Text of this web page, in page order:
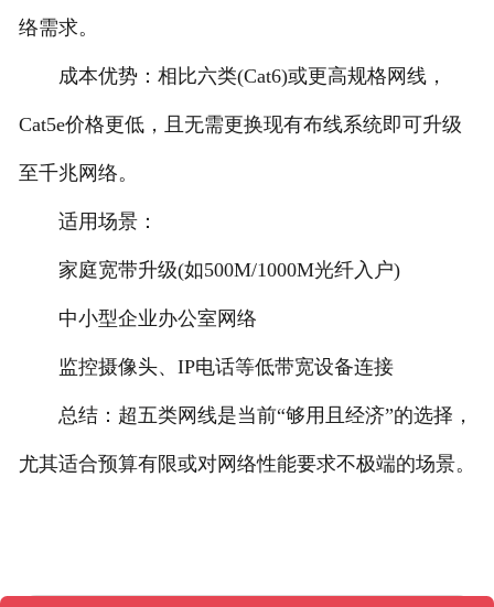
络需求。
成本优势：相比六类(Cat6)或更高规格网线，
Cat5e价格更低，且无需更换现有布线系统即可升级
至千兆网络。
适用场景：
家庭宽带升级(如500M/1000M光纤入户)
中小型企业办公室网络
监控摄像头、IP电话等低带宽设备连接
总结：超五类网线是当前“够用且经济”的选择，
尤其适合预算有限或对网络性能要求不极端的场景。